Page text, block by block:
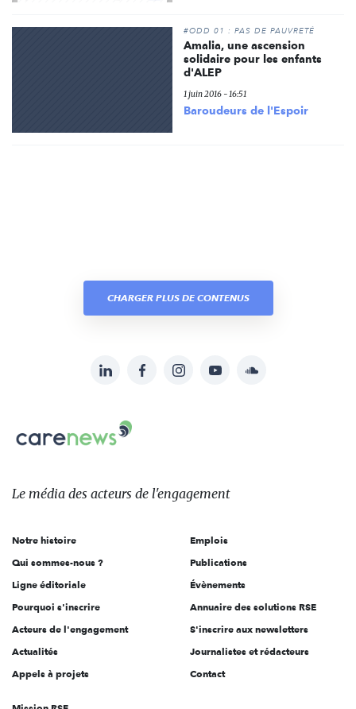
#ODD 01 : PAS DE PAUVRETÉ
Amalia, une ascension
solidaire pour les enfants
d'ALEP
1 juin 2016 - 16:51
Baroudeurs de l'Espoir
CHARGER PLUS DE CONTENUS
sur:
LinkedInFacebookInstagramYouTubeSoundcloud
Le
des
l'engagement
Le média des acteurs de l'engagement
Notre histoire
Qui sommes-nous ?
Ligne éditoriale
Pourquoi s'inscrire
Acteurs de l'engagement
Actualités
Appels à projets
Emplois
Publications
Évènements
Annuaire des solutions RSE
S'inscrire aux newsletters
Journalistes et rédacteurs
Contact